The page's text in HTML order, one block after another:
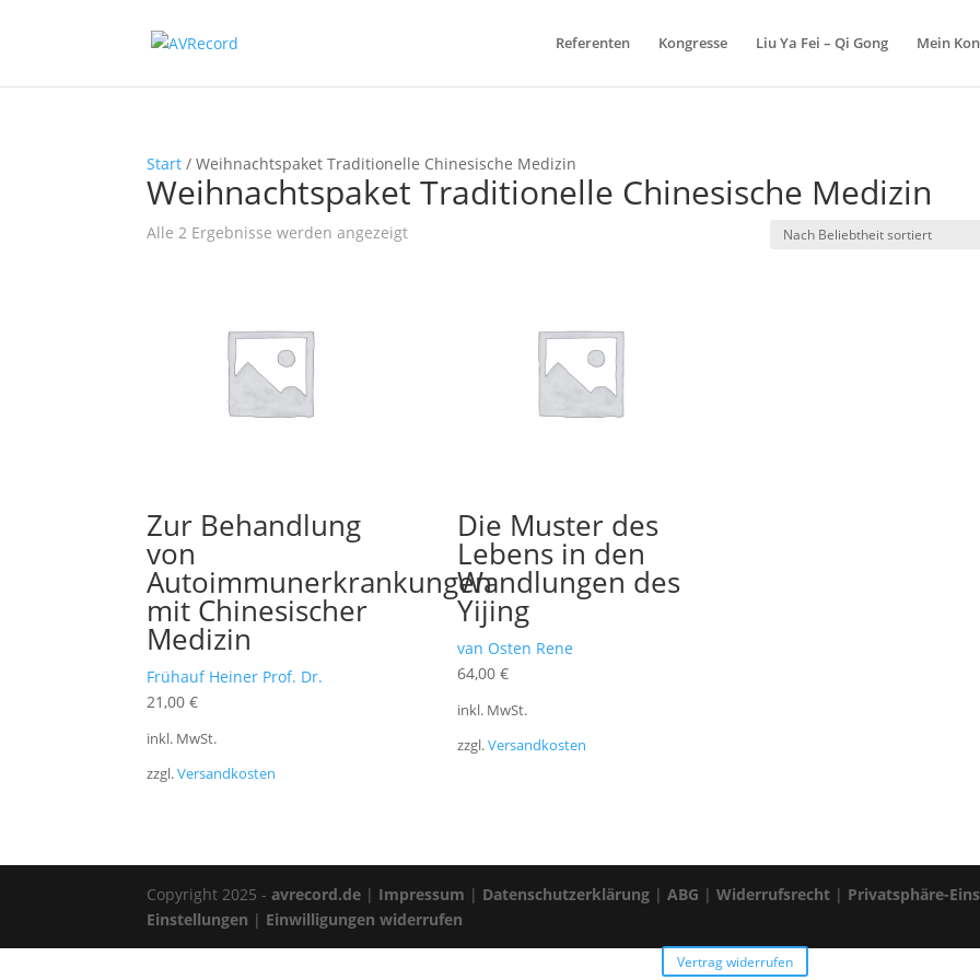
Referenten Kongresse Liu Ya Fei – Qi Gong Mein
Start / Weihnachtspaket Traditionelle Chinesische Medizin
Weihnachtspaket Traditionelle Chinesische Medizin
Alle 2 Ergebnisse werden angezeigtNach
Zur Behandlung
von
Autoimmunerkrankungen
mit Chinesischer
Medizin
Frühauf Heiner Prof. Dr.
21,00€
inkl. MwSt.
zzgl.Versandkosten
Die Muster des
Lebens in den
Wandlungen des
Yijing
van Osten Rene
64,00 €
inkl. MwSt.
zzgl.Versandkosten
Copyright 2025 -avrecord.de | Impressum | Datenschutzerklärung |ABG |Widerrufsrecht | Privatsphäre-
Einstellungen | Einwilligungen widerrufen
Vertrag widerrufen